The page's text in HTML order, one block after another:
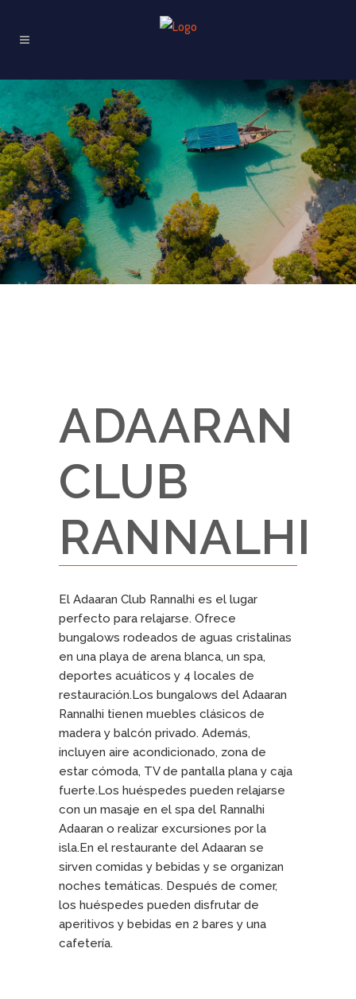
ADAARAN
CLUB
RANNALHI
El Adaaran Club Rannalhi es el lugar
perfecto para relajarse. Ofrece
bungalows rodeados de aguas cristalinas
en una playa de arena blanca, un spa,
deportes acuáticos y 4 locales de
restauración.Los bungalows del Adaaran
Rannalhi tienen muebles clásicos de
madera y balcón privado. Además,
incluyen aire acondicionado, zona de
estar cómoda, TV de pantalla plana y caja
fuerte.Los huéspedes pueden relajarse
con un masaje en el spa del Rannalhi
Adaaran o realizar excursiones por la
isla.En el restaurante del Adaaran se
sirven comidas y bebidas y se organizan
noches temáticas. Después de comer,
los huéspedes pueden disfrutar de
aperitivos y bebidas en 2 bares y una
cafetería.